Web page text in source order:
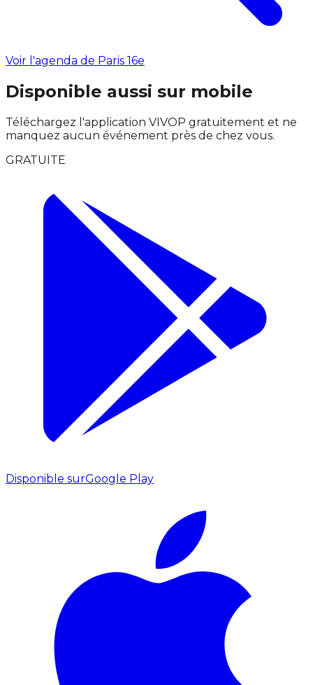
Voir l'agenda de Paris 16e
Disponible aussi sur mobile
Téléchargez l'application VIVOP gratuitement et ne
manquez aucun événement près de chez vous.
GRATUITE
Disponible surGoogle Play